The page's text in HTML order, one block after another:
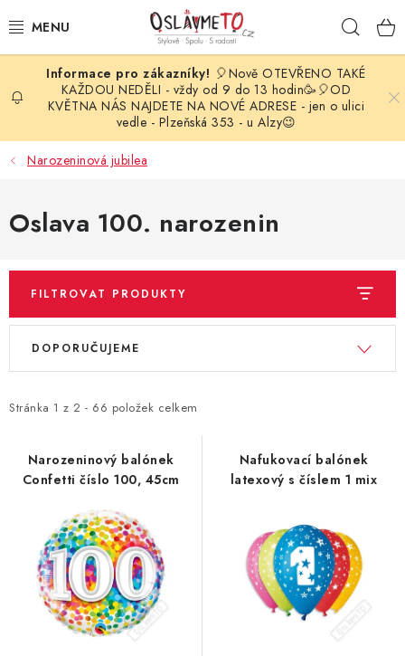
na
OSLAVA NAROZENIN
STYLOVÁ PARTY
DEKORACE A VÝZDOBA
BALÓNKY
SVATEBNÍ DOPLŇKY
BARVY NA OBLIČEJ A VLASY
DORTOVÉ SVÍČKY A OZDOBY
DÁRKOVÉ TAŠKY A SÁČKY
DÁRKY
🎈Nově OTEVŘENO TAKÉ
KAŽDOU NEDĚLI - vždy od 9 do 13 hodin🥳🎈OD
KVĚTNA NÁS NAJDETE NA NOVÉ ADRESE - jen o ulici
vedle - Plzeňská 353 - u Alzy😉
Narozeninová jubilea
Oslava 100. narozenin
FILTROVAT PRODUKTY
V
i
Stránka 1 z 2 - 66 položek celkem
Ř
e
DOPORUČUJEME
Narozeninový balónek
Confetti číslo 100, 45cm
Nafukovací balónek
latexový s číslem 1 mix